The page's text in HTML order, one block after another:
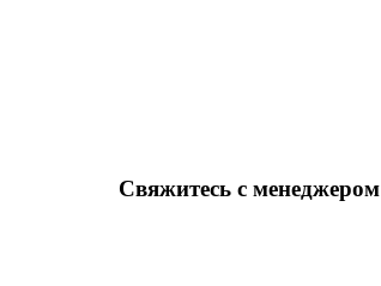
Свяжитесь с менеджером